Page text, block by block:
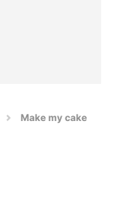
Make my cake